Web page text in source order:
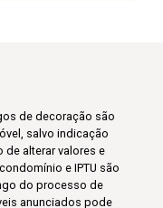
de decoração são
salvo indicação
de alterar valores e
e IPTU são
do processo de
anunciados pode